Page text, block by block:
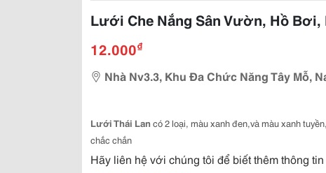
Lưới Che Nắng Sân Vườn, Hồ
12.000₫
Nhà Nv3.3, Khu Đa Chức Năng Tây Mỗ,
Lưới Thái Lan có 2 loại, màu xanh đen,và màu xanh tuyền,
chắc chắn
Hãy liên hệ với chúng tôi để biết thêm thông tin